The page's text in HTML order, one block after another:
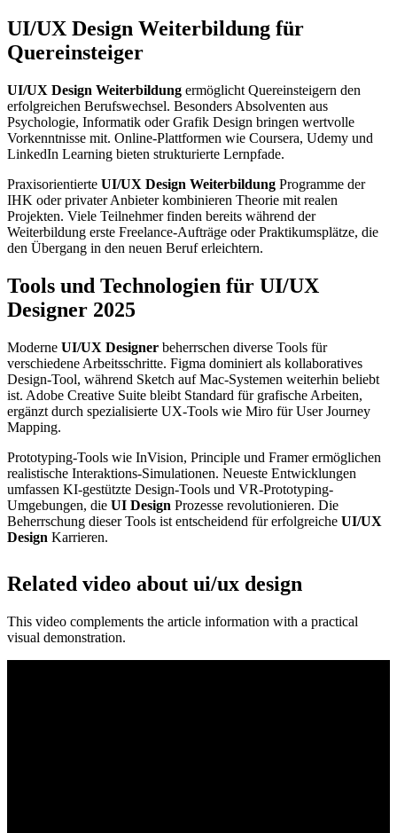
UI/UX Design Weiterbildung für
Quereinsteiger
UI/UX Design Weiterbildung ermöglicht Quereinsteigern den
erfolgreichen Berufswechsel. Besonders Absolventen aus
Psychologie, Informatik oder Grafik Design bringen wertvolle
Vorkenntnisse mit. Online-Plattformen wie Coursera, Udemy und
LinkedIn Learning bieten strukturierte Lernpfade.
Praxisorientierte UI/UX Design Weiterbildung Programme der
IHK oder privater Anbieter kombinieren Theorie mit realen
Projekten. Viele Teilnehmer finden bereits während der
Weiterbildung erste Freelance-Aufträge oder Praktikumsplätze, die
den Übergang in den neuen Beruf erleichtern.
Tools und Technologien für UI/UX
Designer 2025
Moderne UI/UX Designer beherrschen diverse Tools für
verschiedene Arbeitsschritte. Figma dominiert als kollaboratives
Design-Tool, während Sketch auf Mac-Systemen weiterhin beliebt
ist. Adobe Creative Suite bleibt Standard für grafische Arbeiten,
ergänzt durch spezialisierte UX-Tools wie Miro für User Journey
Mapping.
Prototyping-Tools wie InVision, Principle und Framer ermöglichen
realistische Interaktions-Simulationen. Neueste Entwicklungen
umfassen KI-gestützte Design-Tools und VR-Prototyping-
Umgebungen, die UI Design Prozesse revolutionieren. Die
Beherrschung dieser Tools ist entscheidend für erfolgreiche UI/UX
Design Karrieren.
Related video about ui/ux design
This video complements the article information with a practical
visual demonstration.